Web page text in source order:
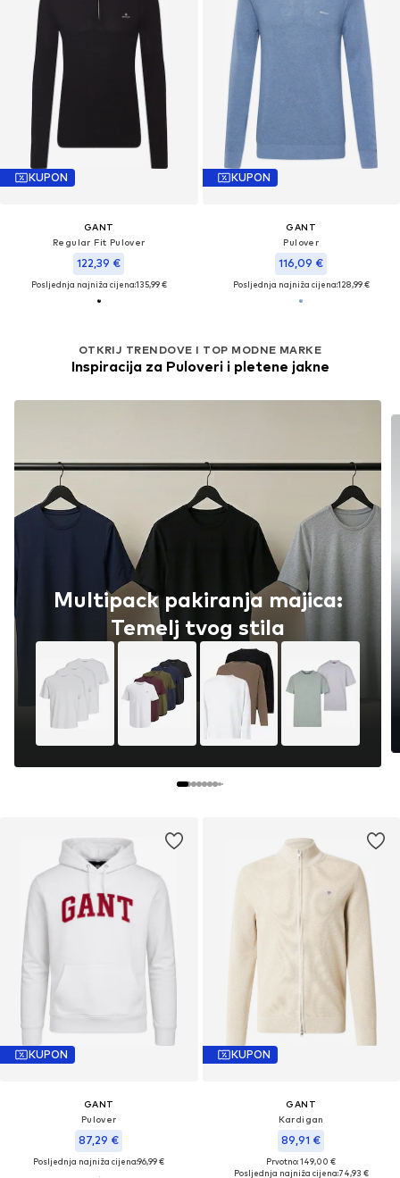
KUPON
GANT
Regular Fit Pulover
122,39 €
Posljednja najniža cijena:135,99 €
KUPON
GANT
Pulover
116,09 €
Posljednja najniža cijena:128,99 €
OTKRIJ TRENDOVE I TOP MODNE MARKE
Inspiracija za Puloveri i pletene jakne
Multipack pakiranja majica:
Temelj tvog stila
KUPON
GANT
Pulover
87,29 €
Posljednja najniža cijena:96,99 €
KUPON
GANT
Kardigan
89,91 €
Prvotno: 149,00 €
Posljednja najniža cijena:74,93 €